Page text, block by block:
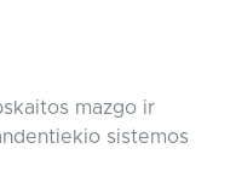
mazgo ir
sistemos